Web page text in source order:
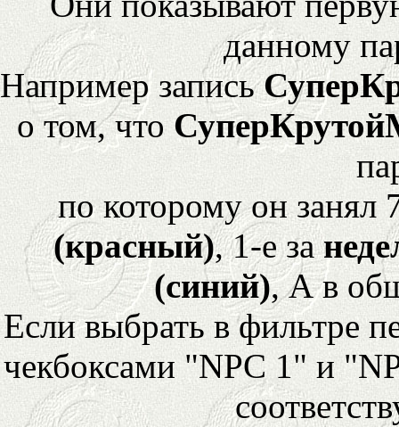
данному
Например запись
о том, что
по которому он
(красный), 1-е за
(синий), А в
Если выбрать в фильтре
чекбоксами "NPC 1" и